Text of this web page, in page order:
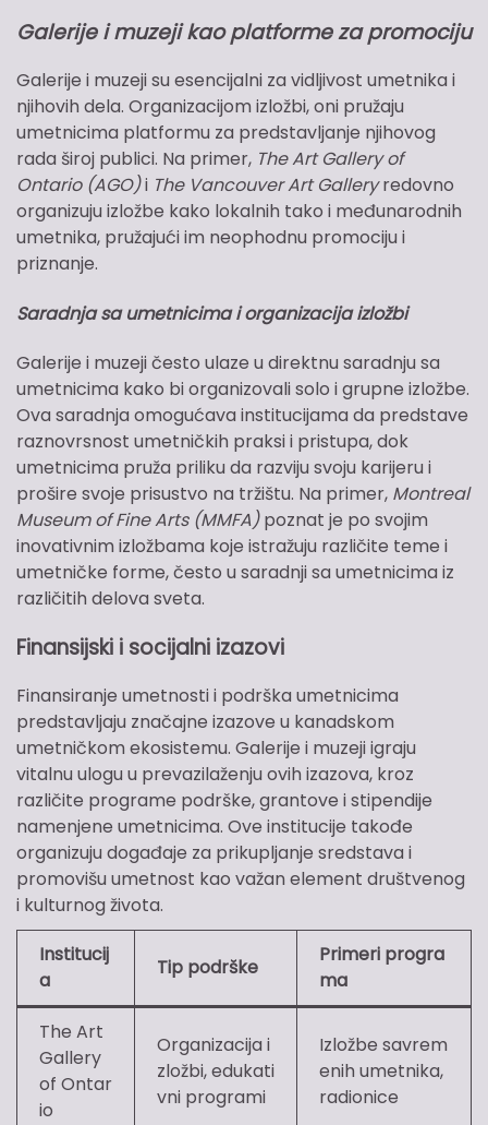
Galerije i muzeji kao platforme za promociju
Galerije i muzeji su esencijalni za vidljivost umetnika i
njihovih dela. Organizacijom izložbi, oni pružaju
umetnicima platformu za predstavljanje njihovog
rada široj publici. Na primer, The Art Gallery of
Ontario (AGO)i The Vancouver Art Galleryredovno
organizuju izložbe kako lokalnih tako i međunarodnih
umetnika, pružajući im neophodnu promociju i
priznanje.
Saradnja sa umetnicima i organizacija izložbi
Galerije i muzeji često ulaze u direktnu saradnju sa
umetnicima kako bi organizovali solo i grupne izložbe.
Ova saradnja omogućava institucijama da predstave
raznovrsnost umetničkih praksi i pristupa, dok
umetnicima pruža priliku da razviju svoju karijeru i
prošire svoje prisustvo na tržištu. Na primer, Montreal
Museum of Fine Arts (MMFA)poznat je po svojim
inovativnim izložbama koje istražuju različite teme i
umetničke forme, često u saradnji sa umetnicima iz
različitih delova sveta.
Finansijski i socijalni izazovi
Finansiranje umetnosti i podrška umetnicima
predstavljaju značajne izazove u kanadskom
umetničkom ekosistemu. Galerije i muzeji igraju
vitalnu ulogu u prevazilaženju ovih izazova, kroz
različite programe podrške, grantove i stipendije
namenjene umetnicima. Ove institucije takođe
organizuju događaje za prikupljanje sredstava i
promovišu umetnost kao važan element društvenog
i kulturnog života.
Institucij
a
Tip podrške
Primeri progra
ma
The Art
Gallery
of Ontar
io
Organizacija i
zložbi, edukati
vni programi
Izložbe savrem
enih umetnika,
radionice